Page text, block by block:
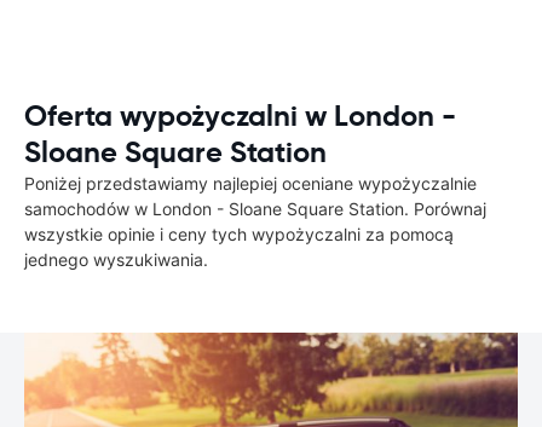
Oferta wypożyczalni w London -
Sloane Square Station
Poniżej przedstawiamy najlepiej oceniane wypożyczalnie
samochodów w London - Sloane Square Station. Porównaj
wszystkie opinie i ceny tych wypożyczalni za pomocą
jednego wyszukiwania.